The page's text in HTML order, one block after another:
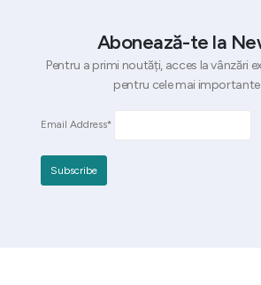
Abonează-te la
Pentru a primi noutăți, acces la vânzări
pentru cele mai
Email Address*